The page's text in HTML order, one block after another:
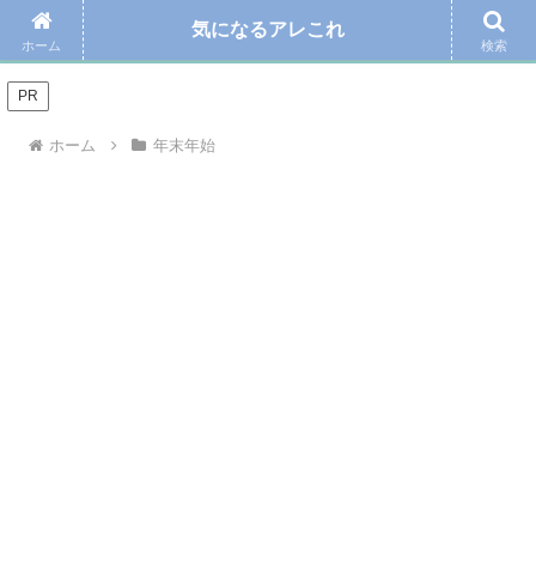
＼Amazonの毎日お得なタイムセール☆こちらから／
PR
ホーム 年末年始
ホーム
気になるアレこれ
検索